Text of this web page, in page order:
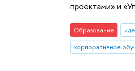
проектами» и
Образование
корпоративное